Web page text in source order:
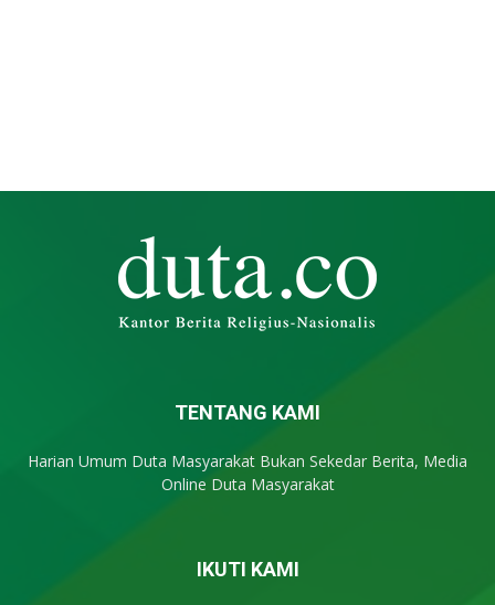
TENTANG KAMI
Harian Umum Duta Masyarakat Bukan Sekedar Berita, Media
Online Duta Masyarakat
IKUTI KAMI